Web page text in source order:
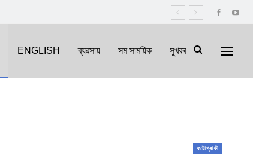
ENGLISH ব্যৱসায় সম সাময়িক সুখবৰ
ফটোগ্ৰাফী